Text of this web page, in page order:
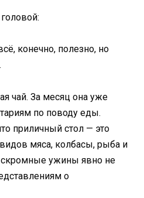
конечно, полезно, но
чай. За месяц она уже
по поводу еды.
приличный стол — это
мяса, колбасы, рыба и
ужины явно не
о